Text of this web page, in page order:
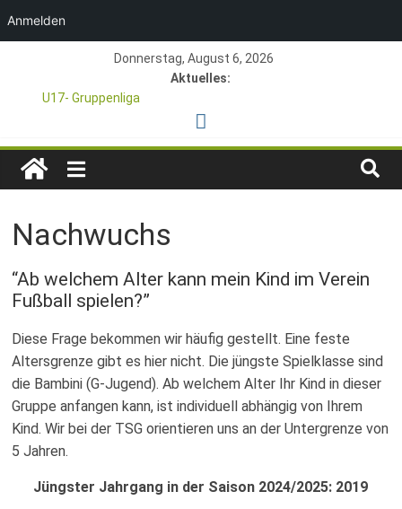
Anmelden
springen
Donnerstag, August 6, 2026
Aktuelles:
U17- Gruppenliga
*U17-Junioren steigen in die Gruppenliga auf*
1. Mai – Charity-Fußballturnier für Hobbymannschaften
Pfingstturnier 23. – 24.05.2026 – Restplätze noch frei
TSG
1846
e.V.
Mainz-
Kastel
Fussballabteilung
Nachwuchs
“Ab welchem Alter kann mein Kind im Verein
Fußball spielen?”
Diese Frage bekommen wir häufig gestellt. Eine feste
Altersgrenze gibt es hier nicht. Die jüngste Spielklasse sind
die Bambini (G-Jugend). Ab welchem Alter Ihr Kind in dieser
Gruppe anfangen kann, ist individuell abhängig von Ihrem
Kind. Wir bei der TSG orientieren uns an der Untergrenze von
5 Jahren.
Jüngster Jahrgang in der Saison 2024/2025: 2019